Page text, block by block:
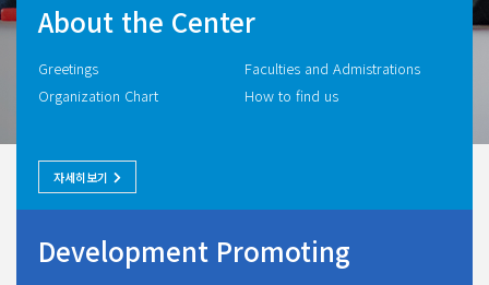
About the Center
Greetings
Faculties and Admistrations
Organization Chart
How to find us
자세히보기
Development Promoting